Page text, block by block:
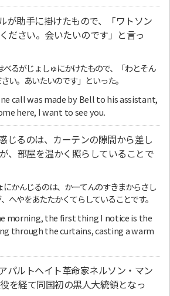
が助手に掛けたもので、「ワトソン
ださい。会いたいのです」と言っ
べるがじょしゅにかけたもので、「わとそん
い。あいたいのです」といった。
call was made by Bell to his assistant,
here, I want to see you.
じるのは、カーテンの隙間から差し
、部屋を温かく照らしていることで
にかんじるのは、かーてんのすきまからさし
へやをあたたかくてらしていることです。
morning, the first thing I notice is the
through the curtains, casting a warm
パルトヘイト革命家ネルソン・マン
を経て同国初の黒人大統領となっ